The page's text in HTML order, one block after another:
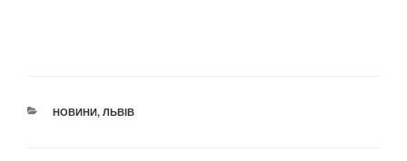
КАТЕГОРІЇ
НОВИНИ, ЛЬВІВ